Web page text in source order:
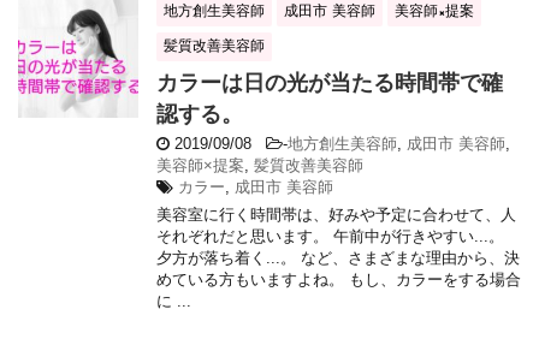
地方創生美容師 成田市 美容師 美容師×提案
髪質改善美容師
カラーは日の光が当たる時間帯で確
認する。
2019/09/08 -地方創生美容師, 成田市 美容師,
美容師×提案, 髪質改善美容師
カラー, 成田市 美容師
美容室に行く時間帯は、好みや予定に合わせて、人
それぞれだと思います。 午前中が行きやすい...。
夕方が落ち着く...。 など、さまざまな理由から、決
めている方もいますよね。 もし、カラーをする場合
に ...